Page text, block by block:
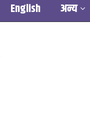
English अन्य